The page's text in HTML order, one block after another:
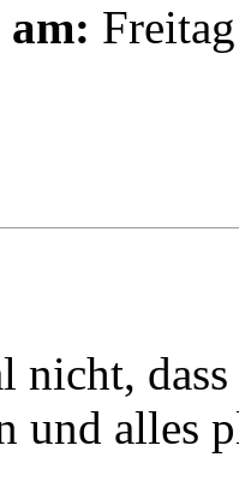
nicht,
und alles